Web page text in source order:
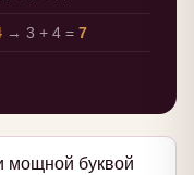
→ 3 + 4 = 7
мощной буквой